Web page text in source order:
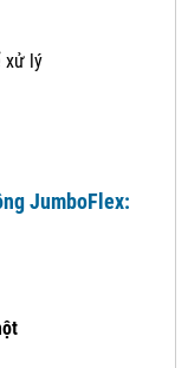
xử lý
JumboFlex: